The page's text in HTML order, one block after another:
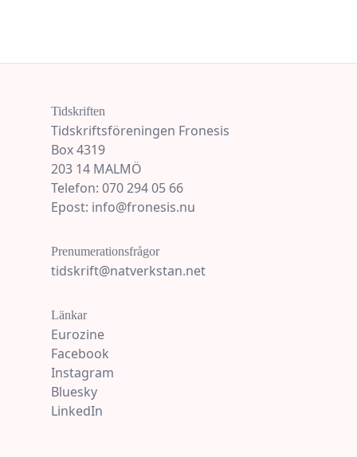
Tidskriften
Tidskriftsföreningen Fronesis
Box 4319
203 14 MALMÖ
Telefon: 070 294 05 66
Epost: info@fronesis.nu
Prenumerationsfrågor
tidskrift@natverkstan.net
Länkar
Eurozine
Facebook
Instagram
Bluesky
LinkedIn